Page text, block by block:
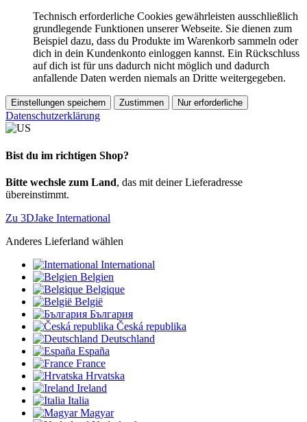
Technisch erforderliche Cookies gewährleisten ausschließlich
grundlegende Funktionen unserer Webseite. Sie dienen zum
Beispiel dazu, dass du Produkte im Warenkorb sammeln oder
dich in dein Kundenkonto einloggen kannst. Ein Rückschluss
auf dich ist für uns dadurch nicht möglich und dadurch
anfallende Daten werden niemals an Dritte weitergegeben.
Einstellungen speichern Zustimmen Nur erforderliche
Datenschutzerklärung
Bist du im richtigen Shop?
Bitte wechsle zum Land, das mit deiner Lieferadresse
übereinstimmt.
Zu 3DJake International
Anderes Lieferland wählen
International
Belgien
Belgique
België
България
Česká republika
Deutschland
España
France
Hrvatska
Ireland
Italia
Magyar